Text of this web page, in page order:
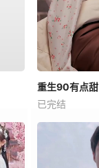
重生90有点甜
已完结